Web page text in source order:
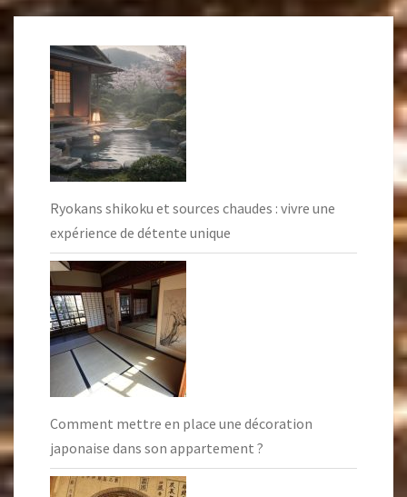
Ryokans shikoku et sources chaudes : vivre une
expérience de détente unique
Comment mettre en place une décoration
japonaise dans son appartement ?